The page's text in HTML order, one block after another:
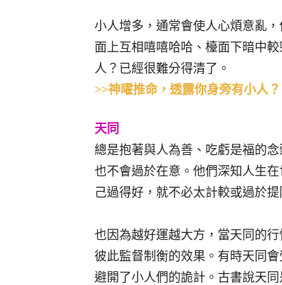
小人增多，通常會使人心煩意亂
面上互相嘻嘻哈哈、檯面下暗中
人？已經很難分得清了。
>>神曜推命，透露你身旁有小人？
天同
總是抱著與人為善、吃虧是福的
也不會過於在意。他們深知人生
己過得好，就不必太計較或過於提
也因為越好運越大方，當天同的
彼此監督制衡的效果。有時天同
避開了小人們的詭計。古書說天